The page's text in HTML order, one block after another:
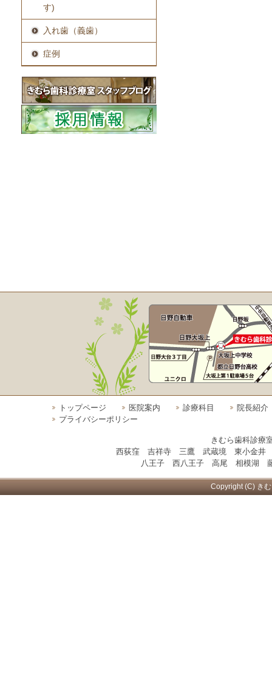
す)
入れ歯（義歯）
症例
トップページ 医院案内 診療科目
院長紹介
プライバシーポリシー
きむら歯科診療
西荻窪 吉祥寺 三鷹 武蔵境 東小金
八王子 西八王子 高尾 相模湖
Copyright (C) き